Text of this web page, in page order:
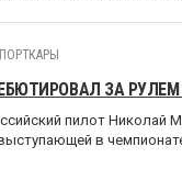
ЗА РУЛЕМ
пилот
в